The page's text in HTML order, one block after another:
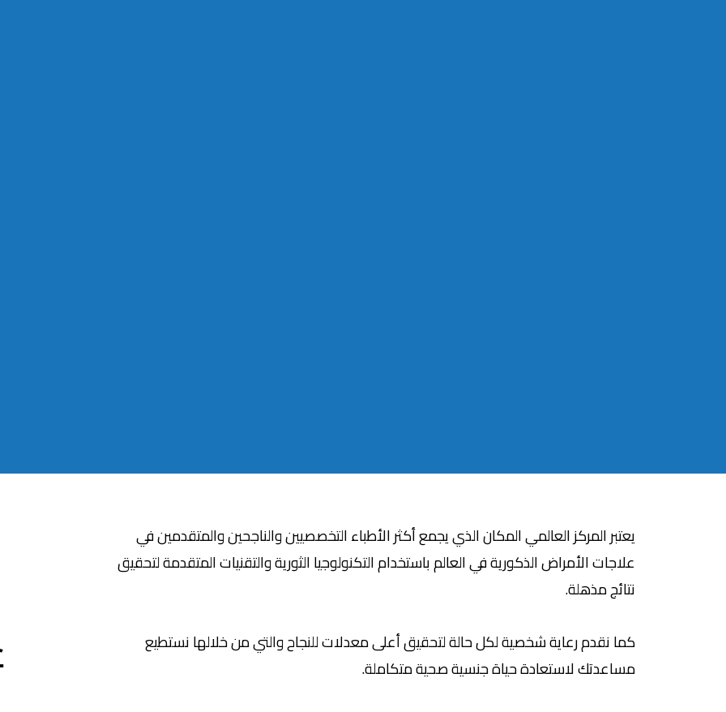
يعتبر المركز العالمي المكان الذي يجمع أكثر الأطباء التخصصيين والناجحين والمتقدمين في
علاجات الأمراض الذكورية في العالم باستخدام التكنولوجيا الثورية والتقنيات المتقدمة لتحقيق
نتائج مذهلة.
كما نقدم رعاية شخصية لكل حالة لتحقيق أعلى معدلات للنجاح والتي من خلالها نستطيع
مساعدتك لاستعادة حياة جنسية صحية متكاملة.